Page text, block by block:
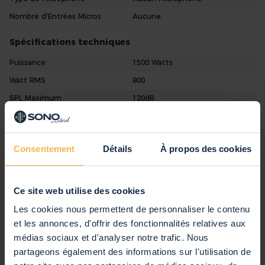
Consentement Détails À propos des cookies
Ce site web utilise des cookies
Les cookies nous permettent de personnaliser le contenu
et les annonces, d'offrir des fonctionnalités relatives aux
médias sociaux et d'analyser notre trafic. Nous
partageons également des informations sur l'utilisation de
Nombre d'Entrées Micros
Aucune
Spécifications techniques
Puissance
1500 Watts
Watt RMS
800
SPL Maximum
120dB
Fréquence Maximale
Fréquence Minimale
35 Hz
Egaliseur
Traitement du Signal Audio
DSP, Filtre Actif
Prise d'Alimentation
Câble d'Alimentation IEC C13 3c
Caractéristiques visuelles
Poids
42,6 kg
Nombre de Haut-Parleurs
2